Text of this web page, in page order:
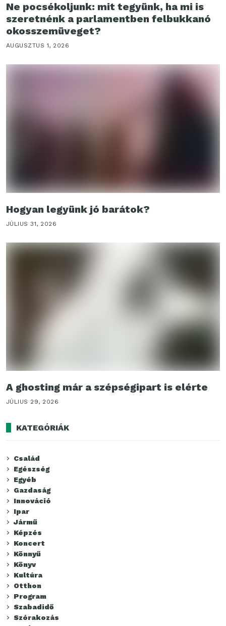
Ne pocsékoljunk: mit tegyünk, ha mi is
szeretnénk a parlamentben felbukkanó
okosszemüveget?
AUGUSZTUS 1, 2026
Hogyan legyünk jó barátok?
JÚLIUS 31, 2026
A ghosting már a szépségipart is elérte
JÚLIUS 29, 2026
KATEGÓRIÁK
Család
Egészség
Egyéb
Gazdaság
Innováció
Ipar
Jármű
Képzés
Koncert
Könnyű
Könyv
Kultúra
Otthon
Program
Szabadidő
Szórakozás